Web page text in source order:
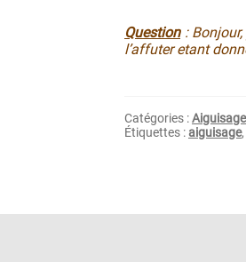
Question :
l’affuter etant
Catégories :
Étiquettes :aiguisage,